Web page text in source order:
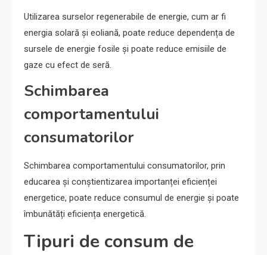
Utilizarea surselor regenerabile de energie, cum ar fi
energia solară și eoliană, poate reduce dependența de
sursele de energie fosile și poate reduce emisiile de
gaze cu efect de seră.
Schimbarea
comportamentului
consumatorilor
Schimbarea comportamentului consumatorilor, prin
educarea și conștientizarea importanței eficienței
energetice, poate reduce consumul de energie și poate
îmbunătăți eficiența energetică.
Tipuri de consum de